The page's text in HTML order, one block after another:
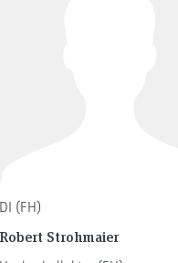
DI (FH)
Robert Strohmaier
to 30 years FH JOANNEUM page